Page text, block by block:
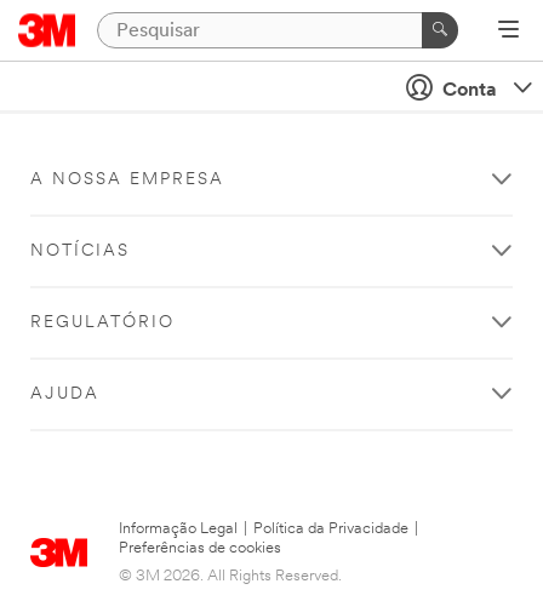
Conta
A NOSSA EMPRESA
NOTÍCIAS
REGULATÓRIO
AJUDA
Informação Legal Política da Privacidade
Preferências de cookies
© 3M 2026. All Rights Reserved.